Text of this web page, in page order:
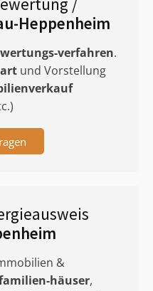
Heppenheim
verfahren.
und Vorstellung
&
häuser,